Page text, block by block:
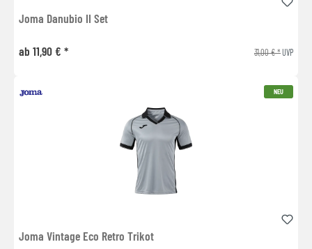
Joma Danubio II Set
ab 11,90 € * 31,00 € *UVP
NEU
Joma Vintage Eco Retro Trikot